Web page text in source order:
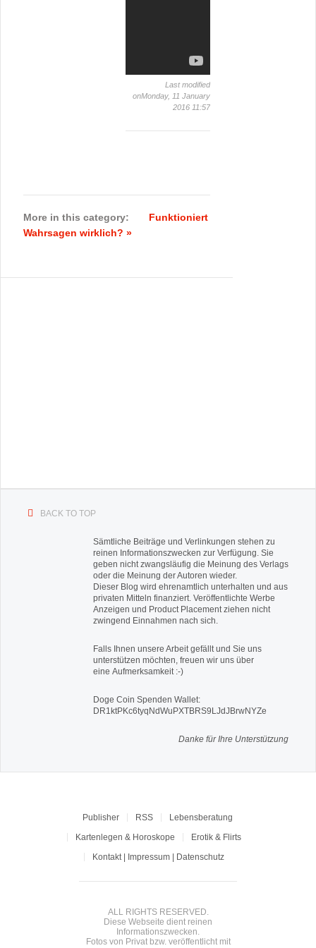
Last modified
onMonday, 11 January
2016 11:57
More in this category:
Funktioniert
Wahrsagen wirklich? »
BACK TO TOP
Sämtliche Beiträge und Verlinkungen stehen zu
reinen Informationszwecken zur Verfügung. Sie
geben nicht zwangsläufig die Meinung des Verlags
oder die Meinung der Autoren wieder.
Dieser Blog wird ehrenamtlich unterhalten und aus
privaten Mitteln finanziert. Veröffentlichte Werbe
Anzeigen und Product Placement ziehen nicht
zwingend Einnahmen nach sich.
Falls Ihnen unsere Arbeit gefällt und Sie uns
unterstützen möchten, freuen wir uns über
eine Aufmerksamkeit :-)
Doge Coin Spenden Wallet:
DR1ktPKc6tyqNdWuPXTBRS9LJdJBrwNYZe
Danke für Ihre Unterstützung
Publisher RSS
Lebensberatung
Kartenlegen & Horoskope
Erotik & Flirts
Kontakt | Impressum | Datenschutz
ALL RIGHTS RESERVED.
Diese Webseite dient reinen
Informationszwecken.
Fotos von Privat bzw. veröffentlicht mit